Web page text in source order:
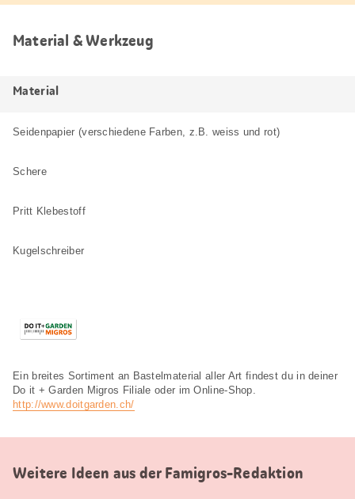
Material & Werkzeug
Material
Seidenpapier (verschiedene Farben, z.B. weiss und rot)
Schere
Pritt Klebestoff
Kugelschreiber
Ein breites Sortiment an Bastelmaterial aller Art findest du in deiner
Do it + Garden Migros Filiale oder im Online-Shop.
http://www.doitgarden.ch/
Weitere Ideen aus der Famigros-Redaktion